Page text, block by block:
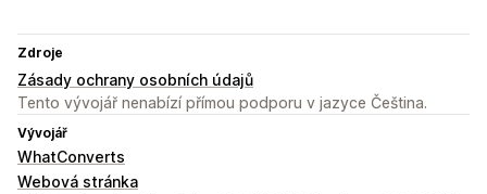
Zdroje
Zásady ochrany osobních údajů
Tento vývojář nenabízí přímou podporu v jazyce Čeština.
Vývojář
WhatConverts
Webová stránka